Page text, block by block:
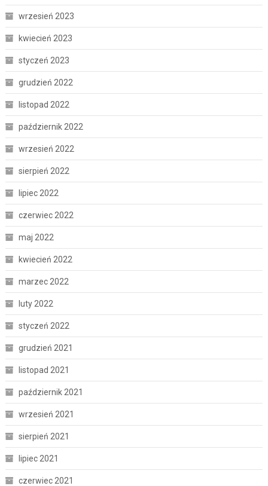
wrzesień 2023
kwiecień 2023
styczeń 2023
grudzień 2022
listopad 2022
październik 2022
wrzesień 2022
sierpień 2022
lipiec 2022
czerwiec 2022
maj 2022
kwiecień 2022
marzec 2022
luty 2022
styczeń 2022
grudzień 2021
listopad 2021
październik 2021
wrzesień 2021
sierpień 2021
lipiec 2021
czerwiec 2021